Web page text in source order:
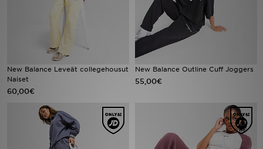
New Balance Leveät collegehousut
Naiset
60,00€
New Balance Outline Cuff Joggers
55,00€
Jalkapallo
Urheilu
Lataa JD-sovellus